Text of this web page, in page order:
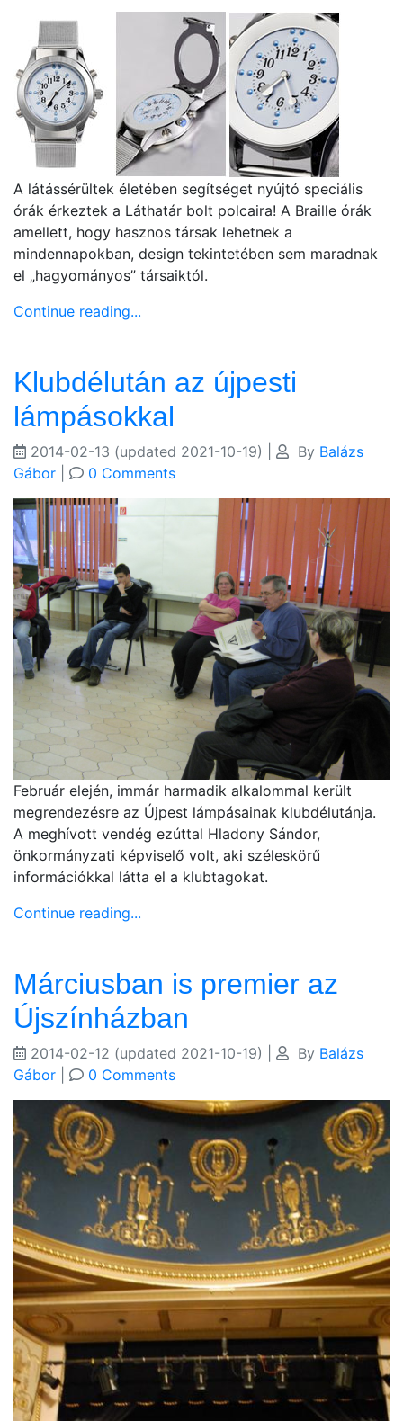
A látássérültek életében segítséget nyújtó speciális
órák érkeztek a Láthatár bolt polcaira! A Braille órák
amellett, hogy hasznos társak lehetnek a
mindennapokban, design tekintetében sem maradnak
el „hagyományos” társaiktól.
Continue reading...
Klubdélután az újpesti
lámpásokkal
2014-02-13 (updated 2021-10-19) By Balázs
Gábor
0 Comments
Február elején, immár harmadik alkalommal került
megrendezésre az Újpest lámpásainak klubdélutánja.
A meghívott vendég ezúttal Hladony Sándor,
önkormányzati képviselő volt, aki széleskörű
információkkal látta el a klubtagokat.
Continue reading...
Márciusban is premier az
Újszínházban
2014-02-12 (updated 2021-10-19) By Balázs
Gábor
0 Comments